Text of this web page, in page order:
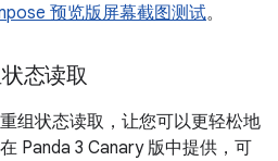
预览版屏幕截图测试。
态读取
组状态读取，让您可以更轻松地
Panda 3 Canary 版中提供，可